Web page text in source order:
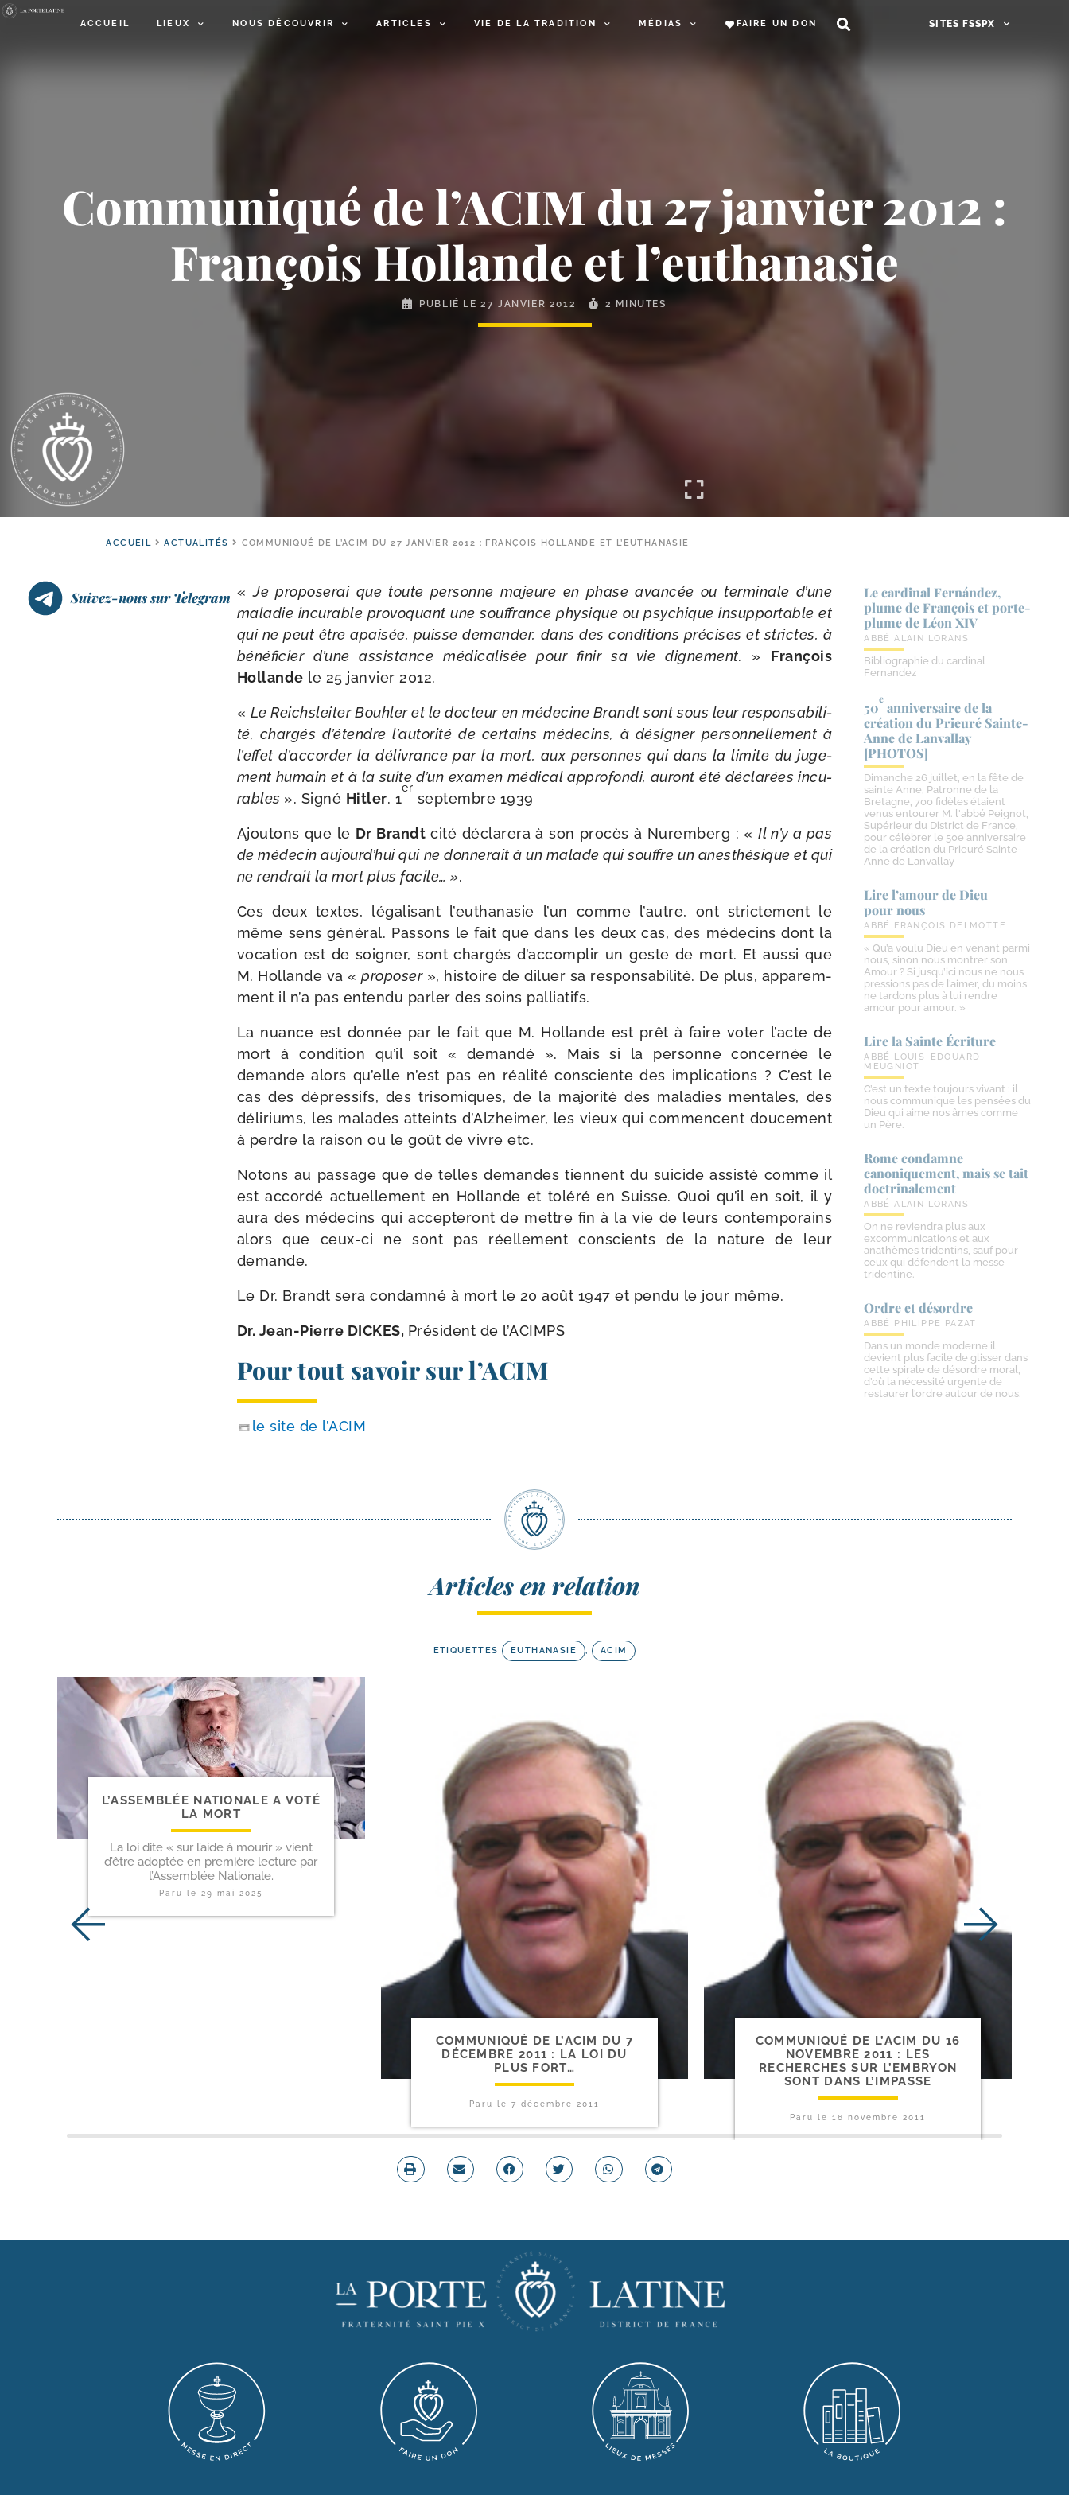
ACCUEIL LIEUX NOUS DÉCOUVRIR ARTICLES VIE DE LA TRADITION MÉDIAS FAIRE UN DON SITES FSSPX
Communiqué de l’ACIM du 27 janvier 2012 :
François Hollande et l’euthanasie
PUBLIÉ LE27 JANVIER 2012 2 MINUTES
ACCUEIL ACTUALITÉS COMMUNIQUÉ DE L’ACIM DU 27 JANVIER 2012 : FRANÇOIS HOLLANDE ET L’EUTHANASIE
Suivez-nous sur Telegram «Je pro­po­se­rai que toute per­sonne majeure en phase avan­cée ou ter­mi­nale d’une
mala­die incu­rable pro­vo­quant une souf­france phy­sique ou psy­chique insup­por­table et
qui ne peut être apai­sée, puisse deman­der, dans des condi­tions pré­cises et strictes, à
béné­fi­cier d’une assis­tance médi­ca­li­sée pour finir sa vie digne­ment. » François
Hollande le 25 jan­vier 2012.
« Le Reichsleiter Bouhler et le doc­teur en méde­cine Brandt sont sous leur res­pon­sa­bi­li­
té, char­gés d’é­tendre l’au­to­ri­té de cer­tains méde­cins, à dési­gner per­son­nel­le­ment à
l’ef­fet d’ac­cor­der la déli­vrance par la mort, aux per­sonnes qui dans la limite du juge­
ment humain et à la suite d’un exa­men médi­cal appro­fon­di, auront été décla­rées incu­
rables ». Signé Hitler. 1
er
sep­tembre 1939
Ajoutons que le Dr Brandt cité décla­re­ra à son pro­cès à Nuremberg : «Il n’y a pas
de méde­cin aujourd’­hui qui ne don­ne­rait à un malade qui souffre un anes­thé­sique et qui
ne ren­drait la mort plus facile… ».
Ces deux textes, léga­li­sant l’eu­tha­na­sie l’un comme l’autre, ont stric­te­ment le
même sens géné­ral. Passons le fait que dans les deux cas, des méde­cins dont la
voca­tion est de soi­gner, sont char­gés d’ac­com­plir un geste de mort. Et aus­si que
M. Hollande va «pro­po­ser», his­toire de diluer sa res­pon­sa­bi­li­té. De plus, appa­rem­
ment il n’a pas enten­du par­ler des soins palliatifs.
La nuance est don­née par le fait que M. Hollande est prêt à faire voter l’acte de
mort à condi­tion qu’il soit « deman­dé ». Mais si la per­sonne concer­née le
demande alors qu’elle n’est pas en réa­li­té consciente des impli­ca­tions ? C’est le
cas des dépres­sifs, des tri­so­miques, de la majo­ri­té des mala­dies men­tales, des
déli­riums, les malades atteints d’Alzheimer, les vieux qui com­mencent dou­ce­ment
à perdre la rai­son ou le goût de vivre etc.
Notons au pas­sage que de telles demandes tiennent du sui­cide assis­té comme il
est accor­dé actuel­le­ment en Hollande et tolé­ré en Suisse. Quoi qu’il en soit, il y
aura des méde­cins qui accep­te­ront de mettre fin à la vie de leurs contem­po­rains
alors que ceux-​ci ne sont pas réel­le­ment conscients de la nature de leur
demande.
Le Dr. Brandt sera condam­né à mort le 20 août 1947 et pen­du le jour même.
Dr. Jean-​Pierre DICKES, Président de l’ACIMPS
Pour tout savoir sur l’ACIM
le site de l’ACIM
Le cardinal Fernández,
plume de François et porte-​
plume de Léon XIV
ABBÉ ALAIN LORANS
Bibliographie du cardinal
Fernandez
50
e
anniversaire de la
création du Prieuré Sainte-​
Anne de Lanvallay
[PHOTOS]
Dimanche 26 juillet, en la fête de
sainte Anne, Patronne de la
Bretagne, 700 fidèles étaient
venus entourer M. l'abbé Peignot,
Supérieur du District de France,
pour célébrer le 50e anniversaire
de la création du Prieuré Sainte-
Anne de Lanvallay
Lire l’amour de Dieu
pour nous
ABBÉ FRANÇOIS DELMOTTE
« Qu’a voulu Dieu en venant parmi
nous, sinon nous montrer son
Amour ? Si jusqu’ici nous ne nous
pressions pas de l’aimer, du moins
ne tardons plus à lui rendre
amour pour amour. »
Lire la Sainte Écriture
ABBÉ LOUIS-EDOUARD
MEUGNIOT
C’est un texte toujours vivant ; il
nous communique les pensées du
Dieu qui aime nos âmes comme
un Père.
Rome condamne
canoniquement, mais se tait
doctrinalement
ABBÉ ALAIN LORANS
On ne reviendra plus aux
excommunications et aux
anathèmes tridentins, sauf pour
ceux qui défendent la messe
tridentine.
Ordre et désordre
ABBÉ PHILIPPE PAZAT
Dans un monde moderne il
devient plus facile de glisser dans
cette spirale de désordre moral,
d’où la nécessité urgente de
restaurer l’ordre autour de nous.
Articles en relation
ETIQUETTES EUTHANASIE , ACIM
L’ASSEMBLÉE NATIONALE A VOTÉ
LA MORT
La loi dite « sur l’aide à mourir » vient
d’être adoptée en première lecture par
l’Assemblée Nationale.
Paru le29 mai 2025
COMMUNIQUÉ DE L’ACIM DU 7
DÉCEMBRE 2011 : LA LOI DU
PLUS FORT…
Paru le 7 décembre 2011
COMMUNIQUÉ DE L’ACIM DU 16
NOVEMBRE 2011 : LES
RECHERCHES SUR L’EMBRYON
SONT DANS L’IMPASSE
Paru le16 novembre 2011